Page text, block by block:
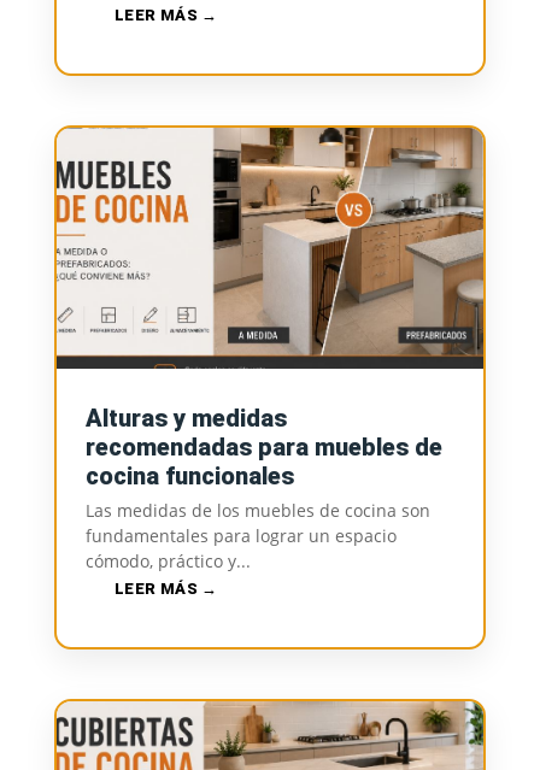
LEER MÁS
Alturas y medidas
recomendadas para muebles de
cocina funcionales
Las medidas de los muebles de cocina son
fundamentales para lograr un espacio
cómodo, práctico y...
LEER MÁS